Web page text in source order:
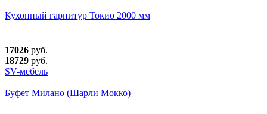
Кухонный гарнитур Токио 2000 мм
17026 руб.
18729 руб.
SV-мебель
Буфет Милано (Шарли Мокко)